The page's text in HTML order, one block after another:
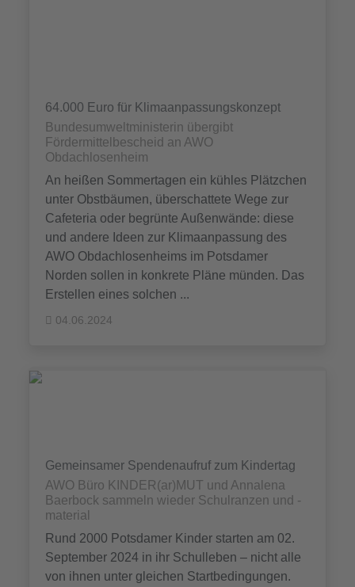
64.000 Euro für Klimaanpassungskonzept
Bundesumweltministerin übergibt
Fördermittelbescheid an AWO
Obdachlosenheim
An heißen Sommertagen ein kühles Plätzchen
unter Obstbäumen, überschattete Wege zur
Cafeteria oder begrünte Außenwände: diese
und andere Ideen zur Klimaanpassung des
AWO Obdachlosenheims im Potsdamer
Norden sollen in konkrete Pläne münden. Das
Erstellen eines solchen ...
04.06.2024
Gemeinsamer Spendenaufruf zum Kindertag
AWO Büro KINDER(ar)MUT und Annalena
Baerbock sammeln wieder Schulranzen und -
material
Rund 2000 Potsdamer Kinder starten am 02.
September 2024 in ihr Schulleben – nicht alle
von ihnen unter gleichen Startbedingungen.